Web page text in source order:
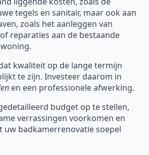
tegels en sanitair, maar ook aan
zoals het aanleggen van
reparaties aan de bestaande
kwaliteit op de lange termijn
te zijn. Investeer daarom in
en een professionele afwerking.
budget op te stellen,
verrassingen voorkomen en
uw badkamerrenovatie soepel